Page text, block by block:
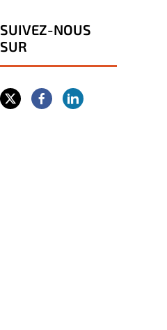
SUIVEZ-NOUS
SUR